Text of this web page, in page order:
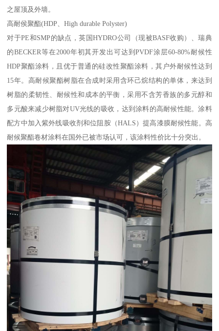
之屋顶及外墙。
高耐侯聚酯(HDP、High durable Polyster)
对于PE和SMP的缺点，英国HYDRO公司（现被BASF收购）、瑞典
的BECKER等在2000年初其开发出可达到PVDF涂层60-80%耐候性
HDP聚酯涂料，且优于普通的硅改性聚酯涂料，其户外耐候性达到
15年。高耐候聚酯树脂在合成时采用含环己烷结构的单体，来达到
树脂的柔韧性、耐候性和成本的平衡，采用不含芳香族的多元醇和
多元酸来减少树脂对UV光线的吸收，达到涂料的高耐候性能。涂料
配方中加入紫外线吸收剂和位阻胺（HALS）提高漆膜耐候性能。高
耐候聚酯卷材涂料在国外已被市场认可，该涂料性价比十分突出。